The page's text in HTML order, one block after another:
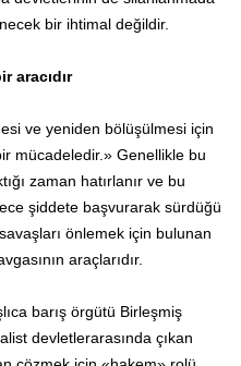
bir ihtimal değildir.
aracıdır
ve yeniden bölüşülmesi için
mücadeledir.» Genellikle bu
zaman hatırlanır ve bu
şiddete başvurarak sürdüğü
önlemek için bulunan
araçlarıdır.
barış örgütü Birleşmiş
devletlerarasında çıkan